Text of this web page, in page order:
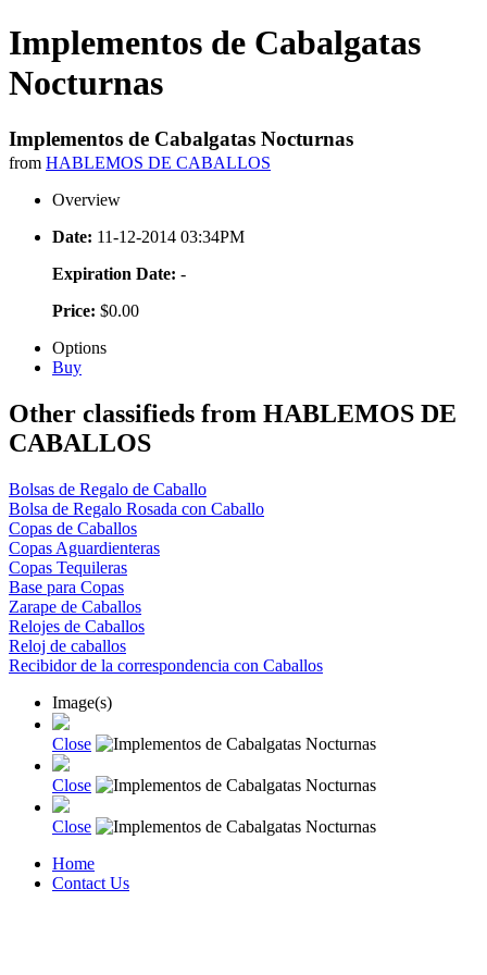
Implementos de Cabalgatas
Nocturnas
Implementos de Cabalgatas Nocturnas
from HABLEMOS DE CABALLOS
Overview
Date: 11-12-2014 03:34PM
Expiration Date: -
Price: $0.00
Options
Buy
Other classifieds from HABLEMOS DE
CABALLOS
Bolsas de Regalo de Caballo
Bolsa de Regalo Rosada con Caballo
Copas de Caballos
Copas Aguardienteras
Copas Tequileras
Base para Copas
Zarape de Caballos
Relojes de Caballos
Reloj de caballos
Recibidor de la correspondencia con Caballos
Image(s)
Close
Close
Close
Home
Contact Us